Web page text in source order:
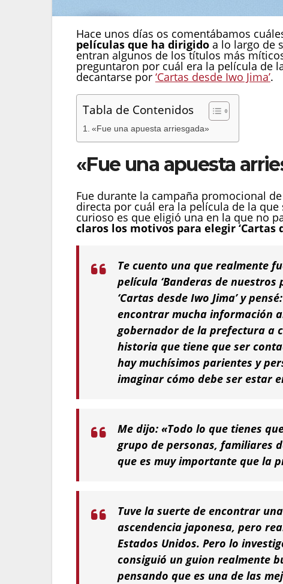
Hace unos días os comentábamos
películas que ha dirigido a lo largo de
entran algunos de los títulos más
preguntaron por cuál era la película de
decantarse por ‘Cartas desde Iwo Jima’.
Tabla de Contenidos
«Fue una apuesta arriesgada»
«Fue una apuesta
Fue durante la campaña promocional de
directa por cuál era la película de la
curioso es que eligió una en la que no
claros los motivos para elegir ‘Cartas
Te cuento una que realmente
película ‘Banderas de nuestros
‘Cartas desde Iwo Jima’ y
encontrar mucha información
gobernador de la prefectura a
historia que tiene que ser
hay muchísimos parientes y
imaginar cómo debe ser estar
Me dijo: «Todo lo que tienes
grupo de personas, familiares
que es muy importante que la
Tuve la suerte de encontrar
ascendencia japonesa, pero
Estados Unidos. Pero lo
consiguió un guion realmente
pensando que es una de las